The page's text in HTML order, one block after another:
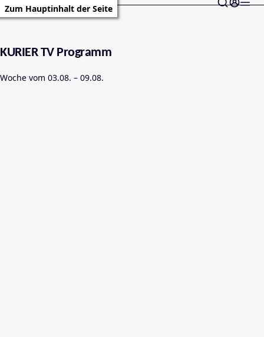
Zum Hauptinhalt der Seite
KURIER TV Programm
Woche vom 03.08. – 09.08.